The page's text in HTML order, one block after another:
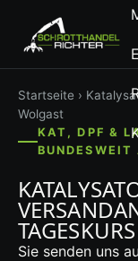
Startseite ›
Wolgast
KAT, DPF &
BUNDESWEIT
TAGESKURS
Sie senden uns